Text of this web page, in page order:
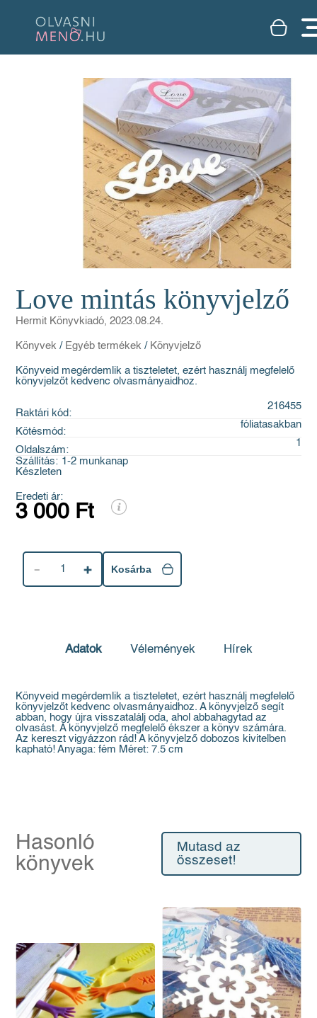
Love mintás könyvjelző
Hermit Könyvkiadó, 2023.08.24.
Könyvek / Egyéb termékek / Könyvjelző
Könyveid megérdemlik a tiszteletet, ezért használj megfelelő
könyvjelzőt kedvenc olvasmányaidhoz.
Raktári kód:
216455
Kötésmód:
fóliatasakban
Oldalszám:
1
Szállítás: 1-2 munkanap
Készleten
Eredeti ár:
3 000 Ft
1 Kosárba
Adatok Vélemények Hírek
Könyveid megérdemlik a tiszteletet, ezért használj megfelelő
könyvjelzőt kedvenc olvasmányaidhoz. A könyvjelző segít
abban, hogy újra visszatalálj oda, ahol abbahagytad az
olvasást. A könyvjelző megfelelő ékszer a könyv számára.
Az kereszt vigyázzon rád! A könyvjelző dobozos kivitelben
kapható! Anyaga: fém Méret: 7.5 cm
Hasonló
könyvek
Mutasd az
összeset!